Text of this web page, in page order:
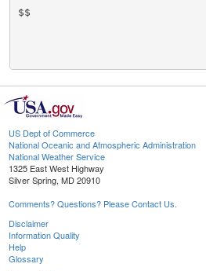
$$
US Dept of Commerce
National Oceanic and Atmospheric Administration
National Weather Service
1325 East West Highway
Silver Spring, MD 20910
Comments? Questions? Please Contact Us.
Disclaimer
Information Quality
Help
Glossary